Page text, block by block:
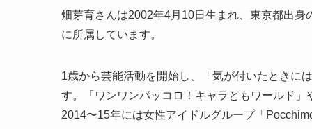
畑芽育さんは2002年4月10日生まれ、東京都出
に所属しています。
1歳から芸能活動を開始し、「気が付いたときに
す。「ワンワンパッコロ！キャラともワールド
2014〜15年には女性アイドルグループ「